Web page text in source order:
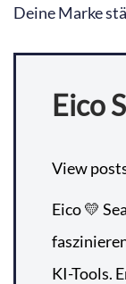
Deine Marke
Eico
View
Eico 💛
KI-Tools.